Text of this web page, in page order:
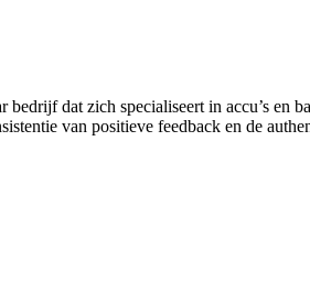
dat zich specialiseert in accu’s en
van positieve feedback en de